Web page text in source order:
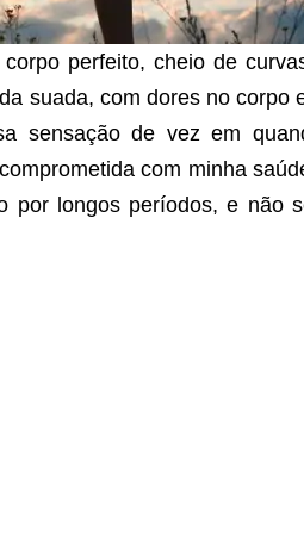
perfeito, cheio de
suada, com dores no corpo
sensação de vez em
com minha
por longos períodos, e não